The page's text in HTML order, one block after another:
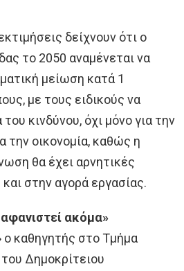
δείχνουν ότι ο
το 2050 αναμένεται να
μείωση κατά 1
με τους ειδικούς να
κινδύνου, όχι μόνο για την
την οικονομία, καθώς η
θα έχει αρνητικές
στην αγορά εργασίας.
ακόμα»
καθηγητής στο Τμήμα
Δημοκρίτειου